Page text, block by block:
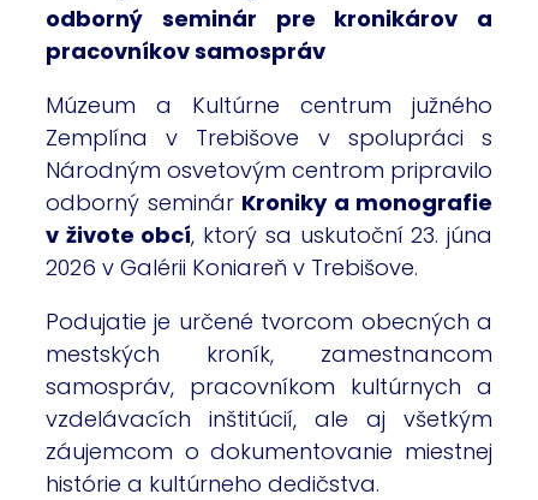
odborný seminár pre kronikárov a
pracovníkov samospráv
Múzeum a Kultúrne centrum južného
Zemplína v Trebišove v spolupráci s
Národným osvetovým centrom pripravilo
odborný seminár Kroniky a monografie
v živote obcí, ktorý sa uskutoční 23. júna
2026 v Galérii Koniareň v Trebišove.
Podujatie je určené tvorcom obecných a
mestských kroník, zamestnancom
samospráv, pracovníkom kultúrnych a
vzdelávacích inštitúcií, ale aj všetkým
záujemcom o dokumentovanie miestnej
histórie a kultúrneho dedičstva.